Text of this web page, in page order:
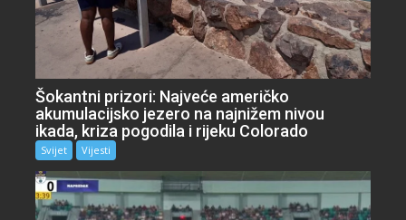
Šokantni prizori: Najveće američko
akumulacijsko jezero na najnižem nivou
ikada, kriza pogodila i rijeku Colorado
Svijet Vijesti